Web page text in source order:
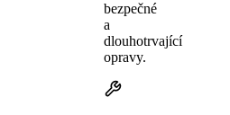
bezpečné
a
dlouhotrvající
opravy.